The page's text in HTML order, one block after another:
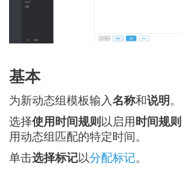
基本
为新动态组模板输入名称和说明。
选择使用时间规则以启用时间规则
用动态组匹配的特定时间。
单击选择标记以分配标记。